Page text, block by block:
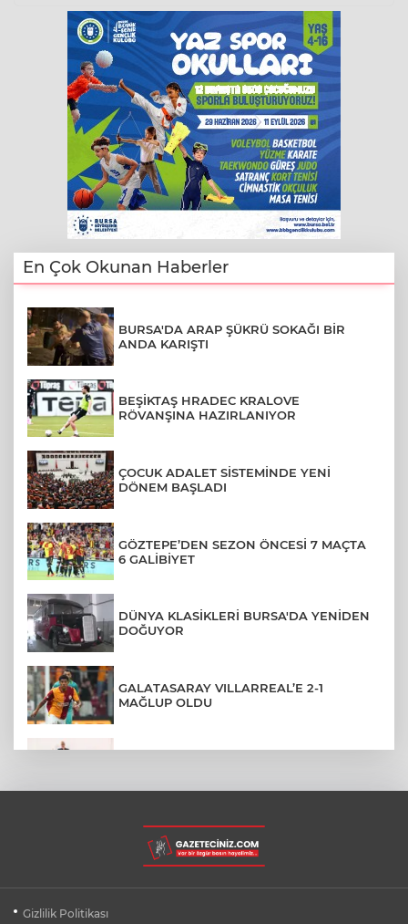
En Çok Okunan Haberler
BURSA'DA ARAP ŞÜKRÜ SOKAĞI BİR
ANDA KARIŞTI
BEŞİKTAŞ HRADEC KRALOVE
RÖVANŞINA HAZIRLANIYOR
ÇOCUK ADALET SİSTEMİNDE YENİ
DÖNEM BAŞLADI
GÖZTEPE’DEN SEZON ÖNCESİ 7 MAÇTA
6 GALİBİYET
DÜNYA KLASİKLERİ BURSA'DA YENİDEN
DOĞUYOR
GALATASARAY VILLARREAL’E 2-1
MAĞLUP OLDU
RİZE'DE BÖYLE PİKNİK HERKESE NASİP
OLMAZ
Gizlilik Politikası